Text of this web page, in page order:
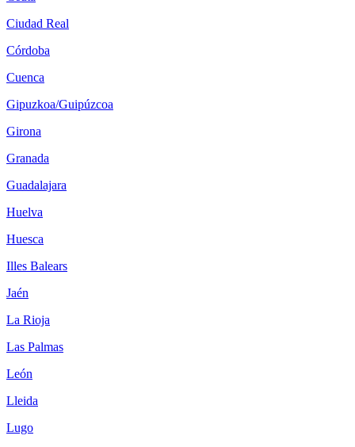
Ciudad Real
Córdoba
Cuenca
Gipuzkoa/Guipúzcoa
Girona
Granada
Guadalajara
Huelva
Huesca
Illes Balears
Jaén
La Rioja
Las Palmas
León
Lleida
Lugo